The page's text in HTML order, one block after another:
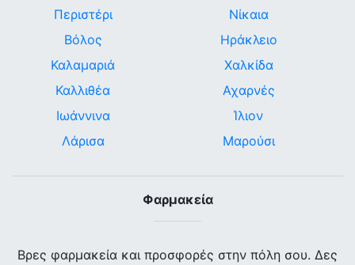
Περιστέρι
Βόλος
Καλαμαριά
Καλλιθέα
Ιωάννινα
Λάρισα
Νίκαια
Ηράκλειο
Χαλκίδα
Αχαρνές
Ίλιον
Μαρούσι
Φαρμακεία
Βρες φαρμακεία και προσφορές στην πόλη σου. Δες